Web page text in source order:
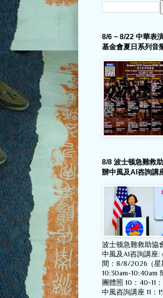
8/6 ~ 8/22 中華表
基金會夏日系列音
8/8 波士顿急難救
辦中風及AI咨詢講
波士顿急難救助協
中風及AI咨詢講座:
間：8/8/2026（星
10:30am-10:40am
團體照 10：40-11
中風咨詢講座 11：